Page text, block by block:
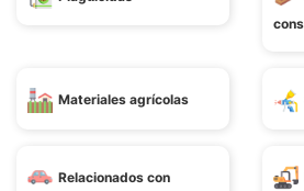
Materiales agrícolas
Relacionados con